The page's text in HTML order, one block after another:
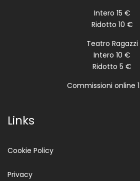
Intero 15 €
Ridotto 10 €
Teatro Ragazzi
Intero 10 €
Ridotto 5 €
Commissioni online
Links
Cookie Policy
Privacy